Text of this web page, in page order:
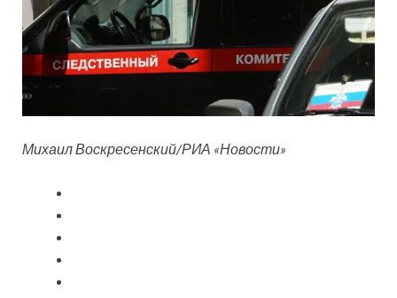
Михаил Воскресенский/РИА «Новости»